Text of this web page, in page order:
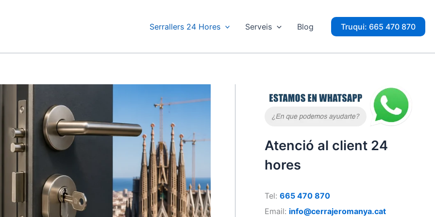
Serrallers 24 Hores Serveis Blog Truqui: 665 470 870
Atenció al client 24
hores
Tel: 665 470 870
Email: info@cerrajeromanya.cat